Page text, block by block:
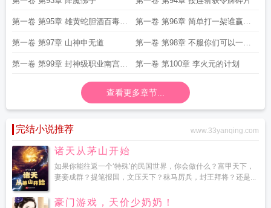
第一卷 第95章 雄黄蛇胆酒百毒不
侵效果
第一卷 第96章 简单打一架谁赢了
听谁的
第一卷 第97章 山神申无道 第一卷 第98章 不服你们可以一起
上
第一卷 第99章 封神级职业南宫璃 第一卷 第100章 李火元的计划
查看更多章节...
完结小说推荐 www.33yanqing.com
诸天从茅山开始
如果你能往返一个‘特殊’的民国世界，你会做什么？富甲天下，
妻妾成群？提笔报国，文压天下？秣马厉兵，封王拜将？还是...
豪门游戏，天价少奶奶！